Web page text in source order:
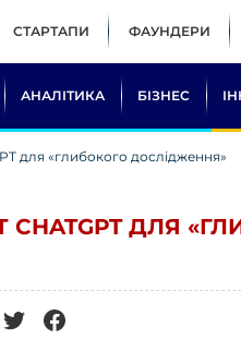
СТАРТАПИ ФАУНДЕРИ
АНАЛІТИКА БІЗНЕС
для «глибокого дослідження»
ДЛЯ